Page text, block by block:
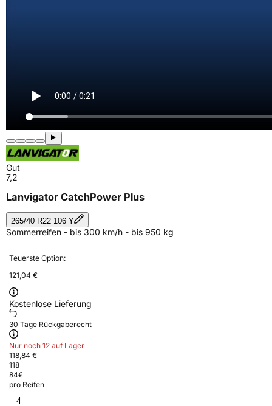
Gut
7,2
Lanvigator CatchPower Plus
265/40 R22 106 Y
Sommerreifen - bis 300 km/h - bis 950 kg
Teuerste Option:
121,04 €
Kostenlose Lieferung
30 Tage Rückgaberecht
Nur noch 12 auf Lager
118,84 €
118
84€
pro Reifen
4